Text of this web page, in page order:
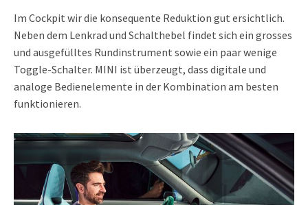
Im Cockpit wir die konsequente Reduktion gut ersichtlich.
Neben dem Lenkrad und Schalthebel findet sich ein grosses
und ausgefülltes Rundinstrument sowie ein paar wenige
Toggle-Schalter. MINI ist überzeugt, dass digitale und
analoge Bedienelemente in der Kombination am besten
funktionieren.